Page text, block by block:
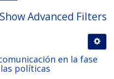
Show Advanced Filters
en la fase
políticas